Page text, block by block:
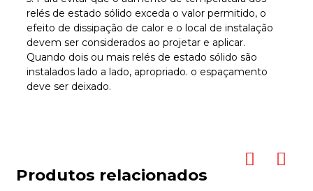
relés de estado sólido exceda o valor permitido, o
efeito de dissipação de calor e o local de instalação
devem ser considerados ao projetar e aplicar.
Quando dois ou mais relés de estado sólido são
instalados lado a lado, apropriado. o espaçamento
deve ser deixado.
Produtos relacionados